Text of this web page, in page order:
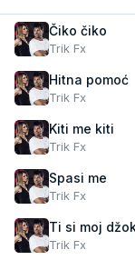
Čiko čiko
Trik Fx
Hitna pomoć
Trik Fx
Kiti me kiti
Trik Fx
Spasi me
Trik Fx
Ti si moj
Trik Fx